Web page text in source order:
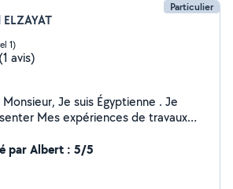
Particulier
1)
(1 avis)
Égyptienne . Je
Mes expériences de travaux
compétente .
avec précision et respect des
prix. Travaillons
par Albert : 5/5